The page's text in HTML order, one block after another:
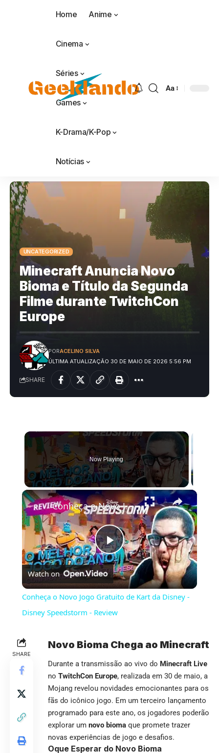
Home Anime
Cinema
Séries
Games
K-Drama/K-Pop
Notícias
Aa
UNCATEGORIZED
Minecraft Anuncia Novo
Bioma e Título da Segunda
Filme durante TwitchCon
Europe
ÚLTIMA ATUALIZAÇÃO 30 DE MAIO DE 2026 5:56 PM
PORACELINO SILVA
SHARE
Now Playing
×
Play
Video
Conheça o Novo Jogo Gratuito de Kart da Disney - Disney Speedstorm - Review
Watch on
Conheça o Novo Jogo Gratuito de Kart da Disney -
Disney Speedstorm - Review
SHARE
Novo Bioma Chega ao Minecraft
Durante a transmissão ao vivo do Minecraft Live
no TwitchCon Europe, realizada em 30 de maio, a
Mojang revelou novidades emocionantes para os
fãs do icônico jogo. Em um terceiro lançamento
programado para este ano, os jogadores poderão
explorar um novo bioma que promete trazer
novas experiências de jogo e desafios.
Oque Esperar do Novo Bioma